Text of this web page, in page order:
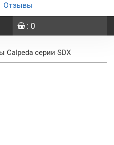
Отзывы
: 0
Calpeda серии SDX